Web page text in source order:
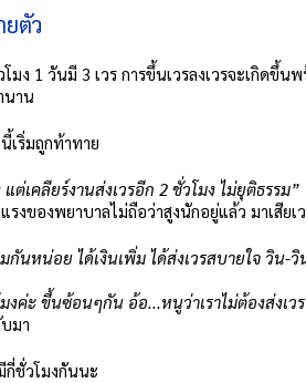
ตัว
โมง 1 วันมี 3 เวร การขึ้นเวรลงเวรจะเกิด
นาน
เริ่มถูกท้าทาย
แต่เคลียร์งานส่งเวรอีก 2 ชั่วโมง ไม่ยุติธรรม”
รงของพยาบาลไม่ถือว่าสูงนักอยู่แล้ว มาเสีย
มกันหน่อย ได้เงินเพิ่ม ได้ส่งเวรสบายใจ วิน-
งค่ะ ขึ้นซ้อนๆกัน อ้อ...หนูว่าเราไม่ต้องส่งเ
มา
กี่ชั่วโมงกันนะ